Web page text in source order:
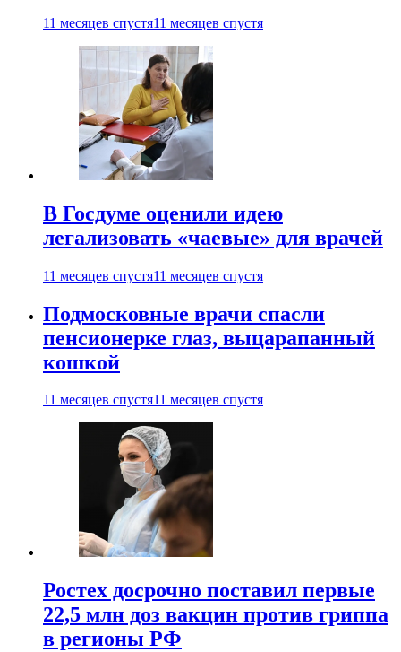
11 месяцев спустя11 месяцев спустя
В Госдуме оценили идею
легализовать «чаевые» для врачей
11 месяцев спустя11 месяцев спустя
Подмосковные врачи спасли
пенсионерке глаз, выцарапанный
кошкой
11 месяцев спустя11 месяцев спустя
Ростех досрочно поставил первые
22,5 млн доз вакцин против гриппа
в регионы РФ